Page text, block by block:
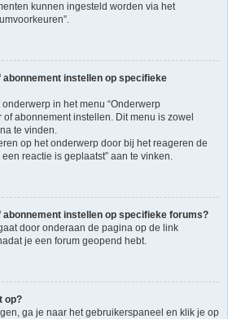
kunnen ingesteld worden via het
abonnement instellen op specifieke
in het menu “Onderwerp
abonnement instellen. Dit menu is zowel
te vinden.
op het onderwerp door bij het reageren de
reactie is geplaatst” aan te vinken.
abonnement instellen op specifieke forums?
door onderaan de pagina op de link
je een forum geopend hebt.
op?
ga je naar het gebruikerspaneel en klik je op